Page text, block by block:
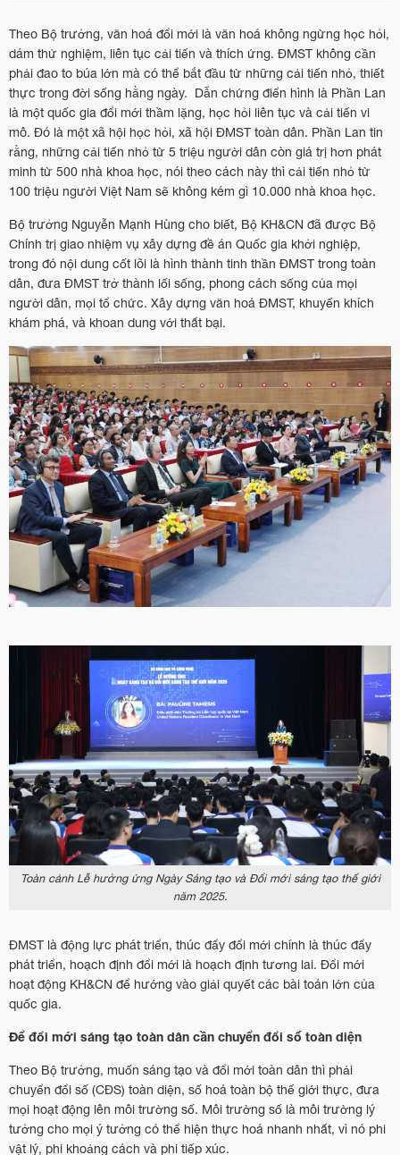
Theo Bộ trưởng, văn hoá đổi mới là văn hoá không ngừng học hỏi,
dám thử nghiệm, liên tục cải tiến và thích ứng. ĐMST không cần
phải đao to búa lớn mà có thể bắt đầu từ những cải tiến nhỏ, thiết
thực trong đời sống hằng ngày. Dẫn chứng điển hình là Phần Lan
là một quốc gia đổi mới thầm lặng, học hỏi liên tục và cải tiến vi
mô. Đó là một xã hội học hỏi, xã hội ĐMST toàn dân. Phần Lan tin
rằng, những cải tiến nhỏ từ 5 triệu người dân còn giá trị hơn phát
minh từ 500 nhà khoa học, nói theo cách này thì cải tiến nhỏ từ
100 triệu người Việt Nam sẽ không kém gì 10.000 nhà khoa học.
Bộ trưởng Nguyễn Mạnh Hùng cho biết, Bộ KH&CN đã được Bộ
Chính trị giao nhiệm vụ xây dựng đề án Quốc gia khởi nghiệp,
trong đó nội dung cốt lõi là hình thành tinh thần ĐMST trong toàn
dân, đưa ĐMST trở thành lối sống, phong cách sống của mọi
người dân, mọi tổ chức. Xây dựng văn hoá ĐMST, khuyến khích
khám phá, và khoan dung với thất bại.
Toàn cảnh Lễ hưởng ứng Ngày Sáng tạo và Đổi mới sáng tạo thế giới
năm 2025.
ĐMST là động lực phát triển, thúc đẩy đổi mới chính là thúc đẩy
phát triển, hoạch định đổi mới là hoạch định tương lai. Đổi mới
hoạt động KH&CN để hướng vào giải quyết các bài toán lớn của
quốc gia.
Để đổi mới sáng tạo toàn dân cần chuyển đổi số toàn diện
Theo Bộ trưởng, muốn sáng tạo và đổi mới toàn dân thì phải
chuyển đổi số (CĐS) toàn diện, số hoá toàn bộ thế giới thực, đưa
mọi hoạt động lên môi trường số. Môi trường số là môi trường lý
tưởng cho mọi ý tưởng có thể hiện thực hoá nhanh nhất, vì nó phi
vật lý, phi khoảng cách và phi tiếp xúc.